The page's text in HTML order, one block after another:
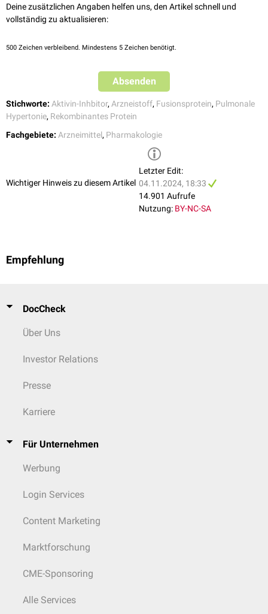
Deine zusätzlichen Angaben helfen uns, den Artikel schnell und
vollständig zu aktualisieren:
500 Zeichen verbleibend. Mindestens 5 Zeichen benötigt.
Absenden
Stichworte: Aktivin-Inhbitor, Arzneistoff, Fusionsprotein, Pulmonale
Hypertonie, Rekombinantes Protein
Fachgebiete: Arzneimittel, Pharmakologie
Wichtiger Hinweis zu diesem Artikel
Letzter Edit:
04.11.2024, 18:33
14.901 Aufrufe
Nutzung: BY-NC-SA
Empfehlung
DocCheck
Über Uns
Investor Relations
Presse
Karriere
Für Unternehmen
Werbung
Login Services
Content Marketing
Marktforschung
CME-Sponsoring
Alle Services